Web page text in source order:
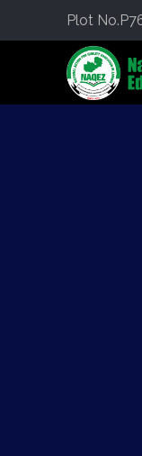
Plot